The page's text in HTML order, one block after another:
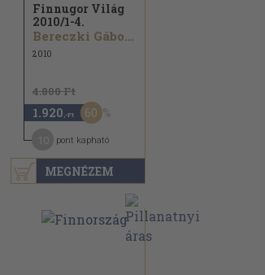
MEGNÉZEM
Finnugor Világ
2010/1-4.
Bereczki Gábor...
2010
4.800 Ft
1.920 ,-Ft 60
pont kapható